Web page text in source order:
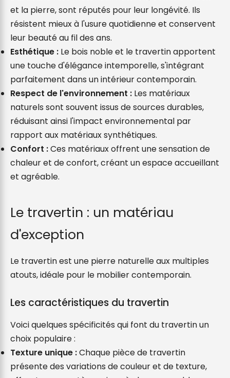
et la pierre, sont réputés pour leur longévité. Ils
résistent mieux à l'usure quotidienne et conservent
leur beauté au fil des ans.
Esthétique : Le bois noble et le travertin apportent
une touche d'élégance intemporelle, s'intégrant
parfaitement dans un intérieur contemporain.
Respect de l'environnement : Les matériaux
naturels sont souvent issus de sources durables,
réduisant ainsi l'impact environnemental par
rapport aux matériaux synthétiques.
Confort : Ces matériaux offrent une sensation de
chaleur et de confort, créant un espace accueillant
et agréable.
Le travertin : un matériau
d'exception
Le travertin est une pierre naturelle aux multiples
atouts, idéale pour le mobilier contemporain.
Les caractéristiques du travertin
Voici quelques spécificités qui font du travertin un
choix populaire :
Texture unique : Chaque pièce de travertin
présente des variations de couleur et de texture,